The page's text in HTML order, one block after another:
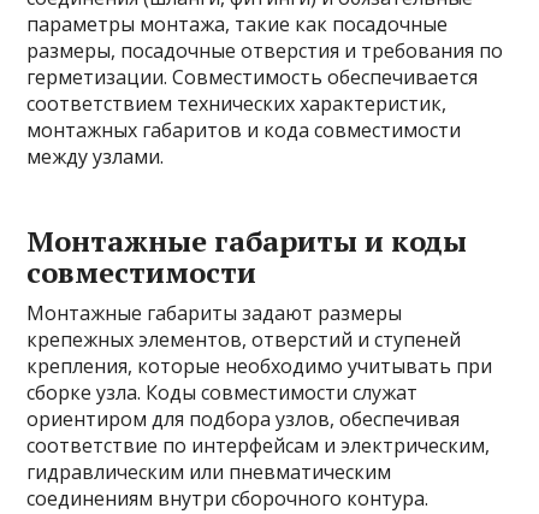
параметры монтажа, такие как посадочные
размеры, посадочные отверстия и требования по
герметизации. Совместимость обеспечивается
соответствием технических характеристик,
монтажных габаритов и кода совместимости
между узлами.
Монтажные габариты и коды
совместимости
Монтажные габариты задают размеры
крепежных элементов, отверстий и ступеней
крепления, которые необходимо учитывать при
сборке узла. Коды совместимости служат
ориентиром для подбора узлов, обеспечивая
соответствие по интерфейсам и электрическим,
гидравлическим или пневматическим
соединениям внутри сборочного контура.